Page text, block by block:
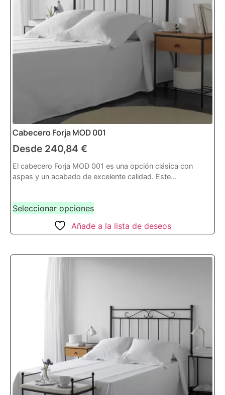
Cabecero Forja MOD 001
Desde 240,84 €
El cabecero Forja MOD 001 es una opción clásica con
aspas y un acabado de excelente calidad. Este...
Seleccionar opciones
Añade a la lista de deseos